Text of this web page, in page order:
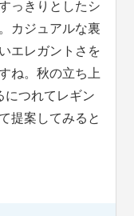
っきりとしたシ
カジュアルな裏
エレガントさを
ね。秋の立ち上
につれてレギン
提案してみると